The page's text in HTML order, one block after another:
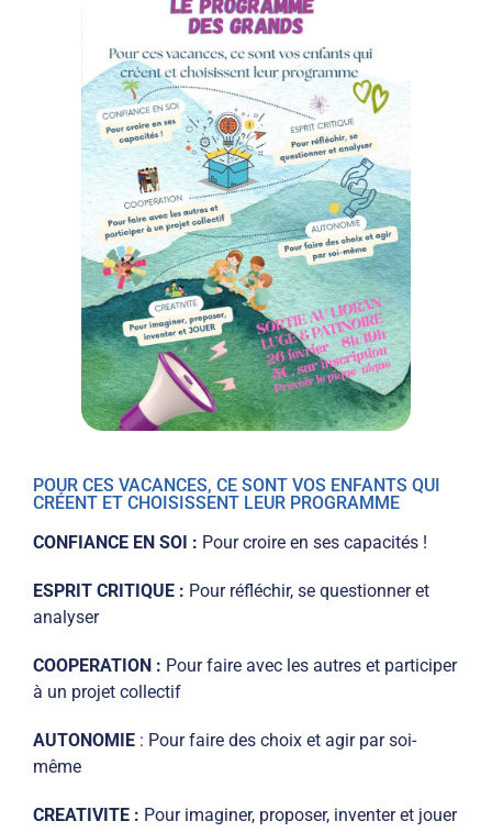
POUR CES VACANCES, CE SONT VOS ENFANTS QUI
CRÉENT ET CHOISISSENT LEUR PROGRAMME
CONFIANCE EN SOI : Pour croire en ses capacités !
ESPRIT CRITIQUE : Pour réfléchir, se questionner et
analyser
COOPERATION : Pour faire avec les autres et participer
à un projet collectif
AUTONOMIE : Pour faire des choix et agir par soi-
même
CREATIVITE : Pour imaginer, proposer, inventer et jouer